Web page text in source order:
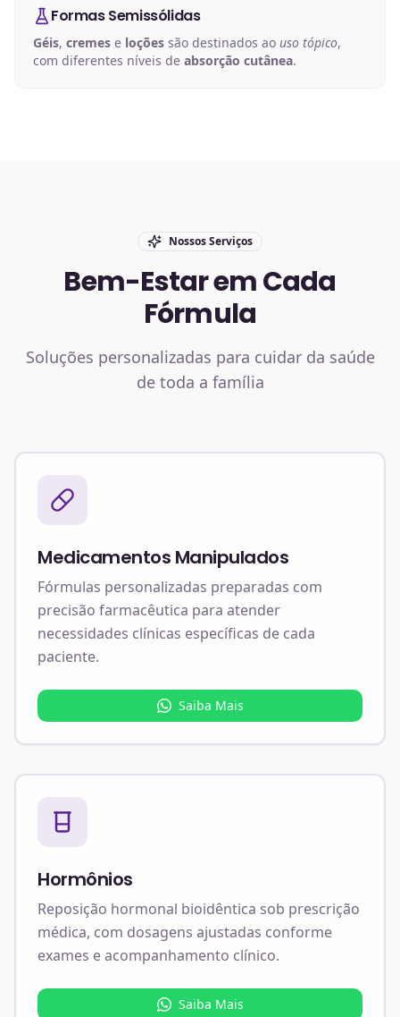
Formas Semissólidas
Géis, cremes e loções são destinados ao uso tópico,
com diferentes níveis de absorção cutânea.
Nossos Serviços
Bem-Estar em Cada
Fórmula
Soluções personalizadas para cuidar da saúde
de toda a família
Medicamentos Manipulados
Fórmulas personalizadas preparadas com
precisão farmacêutica para atender
necessidades clínicas específicas de cada
paciente.
Saiba Mais
Hormônios
Reposição hormonal bioidêntica sob prescrição
médica, com dosagens ajustadas conforme
exames e acompanhamento clínico.
Saiba Mais